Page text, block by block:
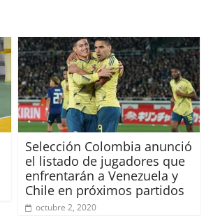
Selección Colombia anunció
el listado de jugadores que
enfrentarán a Venezuela y
Chile en próximos partidos
octubre 2, 2020